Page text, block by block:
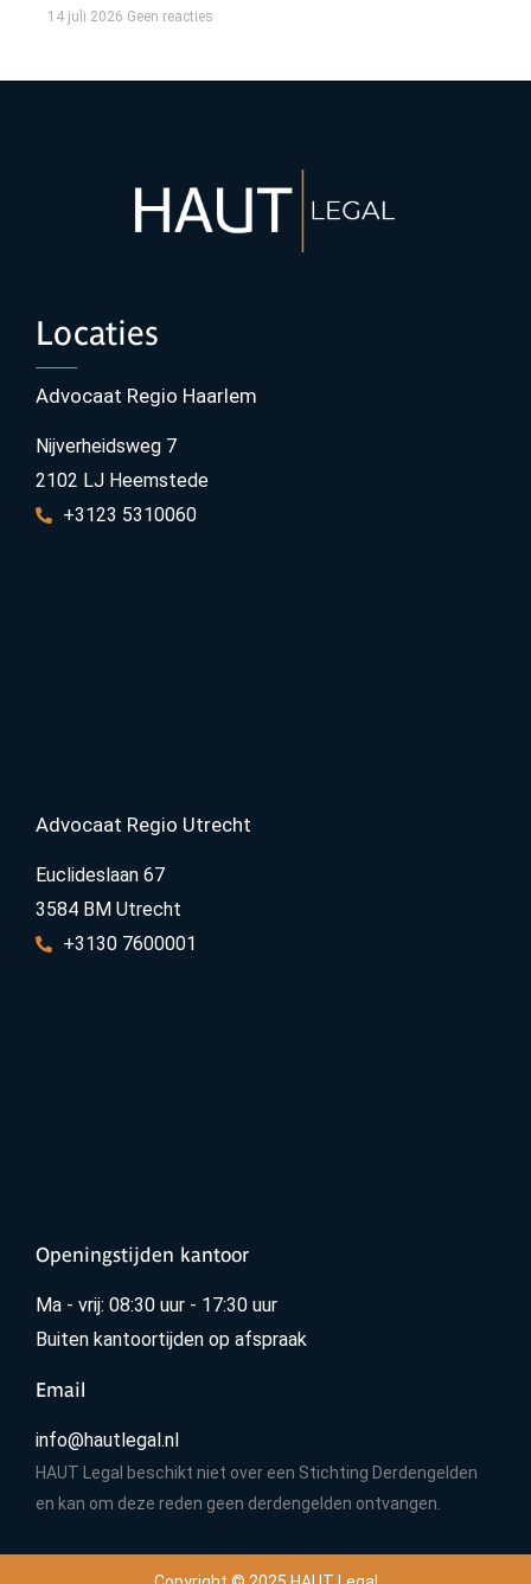
14 juli 2026 Geen reacties
Locaties
Advocaat Regio Haarlem
Nijverheidsweg 7
2102 LJ Heemstede
+3123 5310060
Advocaat Regio Utrecht
Euclideslaan 67
3584 BM Utrecht
+3130 7600001
Openingstijden kantoor
Ma - vrij: 08:30 uur - 17:30 uur
Buiten kantoortijden op afspraak
Email
info@hautlegal.nl
HAUT Legal beschikt niet over een Stichting Derdengelden
en kan om deze reden geen derdengelden ontvangen.